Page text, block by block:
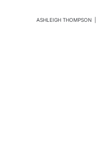
ASHLEIGH THOMPSON